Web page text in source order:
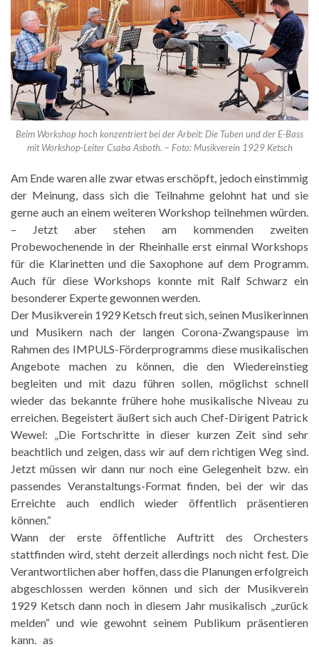
Beim Workshop hoch konzentriert bei der Arbeit: Die Tuben und der E-Bass
mit Workshop-Leiter Csaba Asboth. – Foto: Musikverein 1929 Ketsch
Am Ende waren alle zwar etwas erschöpft, jedoch einstimmig
der Meinung, dass sich die Teilnahme gelohnt hat und sie
gerne auch an einem weiteren Workshop teilnehmen würden.
– Jetzt aber stehen am kommenden zweiten
Probewochenende in der Rheinhalle erst einmal Workshops
für die Klarinetten und die Saxophone auf dem Programm.
Auch für diese Workshops konnte mit Ralf Schwarz ein
besonderer Experte gewonnen werden.
Der Musikverein 1929 Ketsch freut sich, seinen Musikerinnen
und Musikern nach der langen Corona-Zwangspause im
Rahmen des IMPULS-Förderprogramms diese musikalischen
Angebote machen zu können, die den Wiedereinstieg
begleiten und mit dazu führen sollen, möglichst schnell
wieder das bekannte frühere hohe musikalische Niveau zu
erreichen. Begeistert äußert sich auch Chef-Dirigent Patrick
Wewel: „Die Fortschritte in dieser kurzen Zeit sind sehr
beachtlich und zeigen, dass wir auf dem richtigen Weg sind.
Jetzt müssen wir dann nur noch eine Gelegenheit bzw. ein
passendes Veranstaltungs-Format finden, bei der wir das
Erreichte auch endlich wieder öffentlich präsentieren
können.“
Wann der erste öffentliche Auftritt des Orchesters
stattfinden wird, steht derzeit allerdings noch nicht fest. Die
Verantwortlichen aber hoffen, dass die Planungen erfolgreich
abgeschlossen werden können und sich der Musikverein
1929 Ketsch dann noch in diesem Jahr musikalisch „zurück
melden“ und wie gewohnt seinem Publikum präsentieren
kann. as